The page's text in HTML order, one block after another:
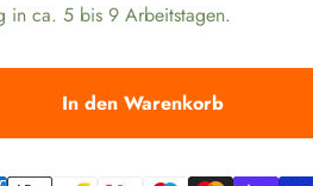
in ca. 5 bis 9 Arbeitstagen.
In den Warenkorb